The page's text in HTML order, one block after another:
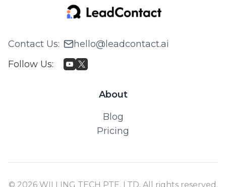
Contact Us:
hello@leadcontact.ai
Follow Us:
About
Blog
Pricing
© 2026 WILLING TECH PTE. LTD. All rights reserved.